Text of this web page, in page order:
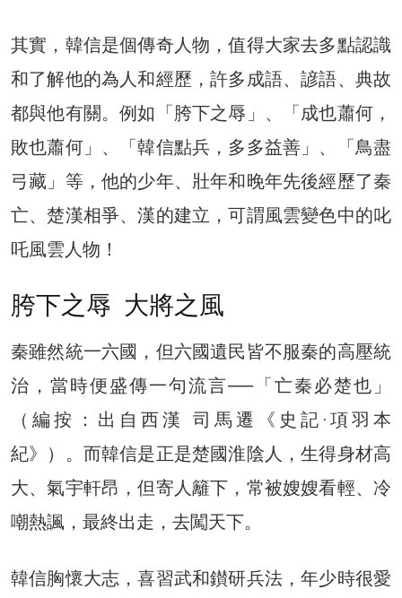
其實，韓信是個傳奇人物，值得大家去多點認識
和了解他的為人和經歷，許多成語、諺語、典故
都與他有關。例如「胯下之辱」、「成也蕭何，
敗也蕭何」、「韓信點兵，多多益善」、「鳥盡
弓藏」等，他的少年、壯年和晚年先後經歷了秦
亡、楚漢相爭、漢的建立，可謂風雲變色中的叱
吒風雲人物！
胯下之辱 大將之風
秦雖然統一六國，但六國遺民皆不服秦的高壓統
治，當時便盛傳一句流言──「亡秦必楚也」
（編按：出自西漢 司馬遷《史記·項羽本
紀》）。而韓信是正是楚國淮陰人，生得身材高
大、氣宇軒昂，但寄人籬下，常被嫂嫂看輕、冷
嘲熱諷，最終出走，去闖天下。
韓信胸懷大志，喜習武和鑚研兵法，年少時很愛